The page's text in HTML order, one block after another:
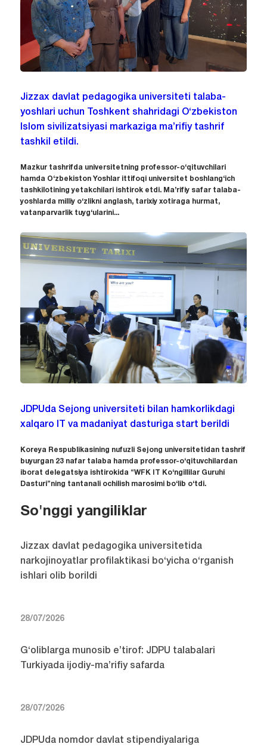
Jizzax davlat pedagogika universiteti talaba-
yoshlari uchun Toshkent shahridagi O‘zbekiston
Islom sivilizatsiyasi markaziga ma’rifiy tashrif
tashkil etildi.
Mazkur tashrifda universitetning professor-o‘qituvchilari
hamda O‘zbekiston Yoshlar ittifoqi universitet boshlang‘ich
tashkilotining yetakchilari ishtirok etdi. Ma’rifiy safar talaba-
yoshlarda milliy o‘zlikni anglash, tarixiy xotiraga hurmat,
vatanparvarlik tuyg‘ularini...
JDPUda Sejong universiteti bilan hamkorlikdagi
xalqaro IT va madaniyat dasturiga start berildi
Koreya Respublikasining nufuzli Sejong universitetidan tashrif
buyurgan 23 nafar talaba hamda professor-o‘qituvchilardan
iborat delegatsiya ishtirokida “WFK IT Ko‘ngillilar Guruhi
Dasturi”ning tantanali ochilish marosimi bo‘lib o‘tdi.
So'nggi yangiliklar
Jizzax davlat pedagogika universitetida
narkojinoyatlar profilaktikasi bo‘yicha o‘rganish
ishlari olib borildi
28/07/2026
G‘oliblarga munosib e’tirof: JDPU talabalari
Turkiyada ijodiy-ma’rifiy safarda
28/07/2026
JDPUda nomdor davlat stipendiyalariga